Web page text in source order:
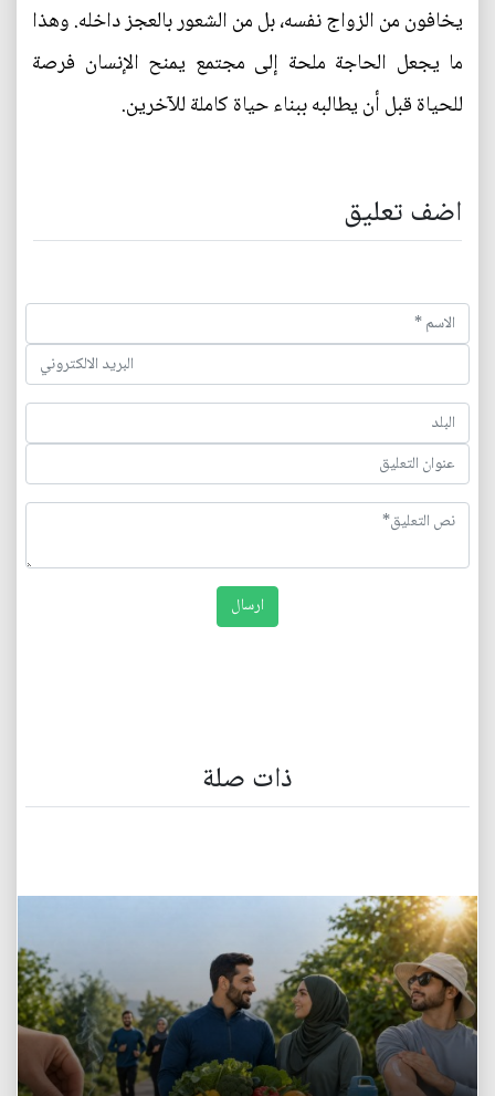
يخافون من الزواج نفسه، بل من الشعور بالعجز داخله. وهذا
ما يجعل الحاجة ملحة إلى مجتمع يمنح الإنسان فرصة
للحياة قبل أن يطالبه ببناء حياة كاملة للآخرين.
اضف تعليق
ذات صلة